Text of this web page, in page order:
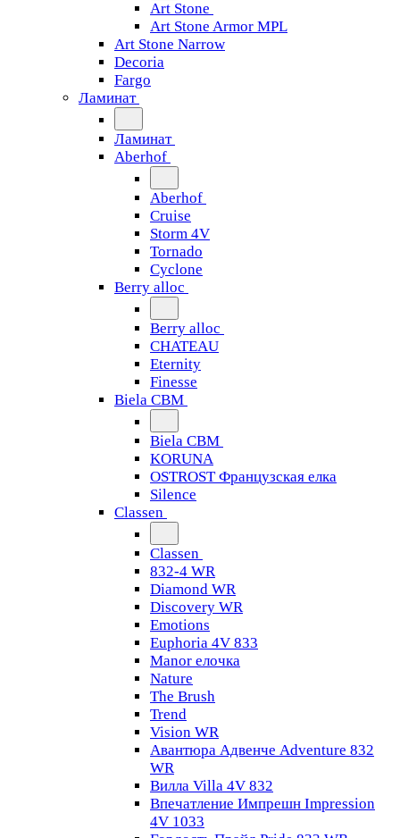
Art Stone
Art Stone Armor MPL
Art Stone Narrow
Decoria
Fargo
Ламинат
Ламинат
Aberhof
Aberhof
Cruise
Storm 4V
Tornado
Сyclone
Berry alloc
Berry alloc
CHATEAU
Eternity
Finesse
Biela CBM
Biela CBM
KORUNA
OSTROST Французская елка
Silence
Classen
Classen
832-4 WR
Diamond WR
Discovery WR
Emotions
Euphoria 4V 833
Manor елочка
Nature
The Brush
Trend
Vision WR
Авантюра Адвенче Adventure 832
WR
Вилла Villa 4V 832
Впечатление Импрешн Impression
4V 1033